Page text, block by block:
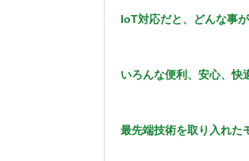
IoT対応だと、どんな事
いろんな便利、安心、快
最先端技術を取り入れた